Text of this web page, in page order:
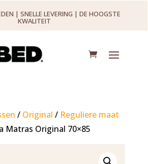
| SNELLE LEVERING | DE HOOGSTE
KWALITEIT
/ Original / Reguliere maat
Matras Original 70×85